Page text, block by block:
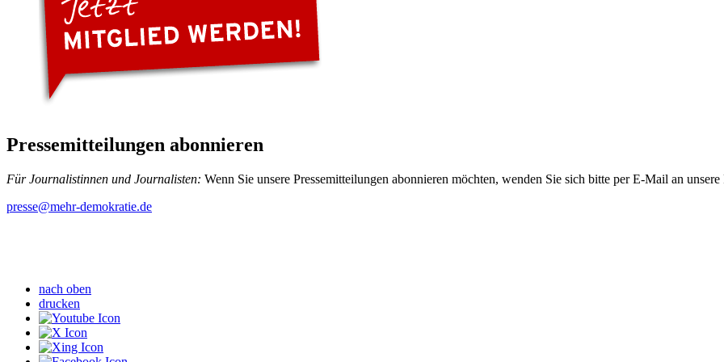
Pressemitteilungen abonnieren
Für Journalistinnen und Journalisten: Wenn Sie unsere Pressemitteilungen abonnieren möchten, wenden Sie sich bitte per E-Mail an unsere
presse@mehr-demokratie.de
nach oben
drucken